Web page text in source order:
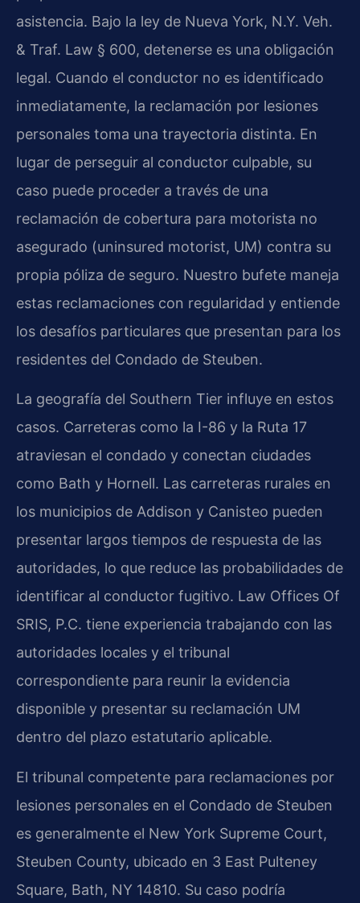
asistencia. Bajo la ley de Nueva York, N.Y. Veh.
& Traf. Law § 600, detenerse es una obligación
legal. Cuando el conductor no es identificado
inmediatamente, la reclamación por lesiones
personales toma una trayectoria distinta. En
lugar de perseguir al conductor culpable, su
caso puede proceder a través de una
reclamación de cobertura para motorista no
asegurado (uninsured motorist, UM) contra su
propia póliza de seguro. Nuestro bufete maneja
estas reclamaciones con regularidad y entiende
los desafíos particulares que presentan para los
residentes del Condado de Steuben.
La geografía del Southern Tier influye en estos
casos. Carreteras como la I-86 y la Ruta 17
atraviesan el condado y conectan ciudades
como Bath y Hornell. Las carreteras rurales en
los municipios de Addison y Canisteo pueden
presentar largos tiempos de respuesta de las
autoridades, lo que reduce las probabilidades de
identificar al conductor fugitivo. Law Offices Of
SRIS, P.C. tiene experiencia trabajando con las
autoridades locales y el tribunal
correspondiente para reunir la evidencia
disponible y presentar su reclamación UM
dentro del plazo estatutario aplicable.
El tribunal competente para reclamaciones por
lesiones personales en el Condado de Steuben
es generalmente el New York Supreme Court,
Steuben County, ubicado en 3 East Pulteney
Square, Bath, NY 14810. Su caso podría